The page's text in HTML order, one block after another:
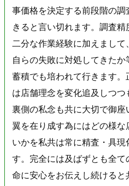
事価格を決定する前段階の調
きると言い切れます。調査
二分な作業経験に加えまして
自らの失敗に対処してきた
蓄積でも培われて行きます。
は店舗理念を変化追及しつ
裏側の私念も共に大切で御
翼を在り成す為にはどの様な
いかを私共は常に精査・具現
す。完全には及ばずとも全
命に安心をお伝えし続けると